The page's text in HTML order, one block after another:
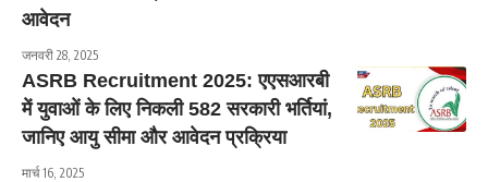
आवेदन
जनवरी 28, 2025
ASRB Recruitment 2025: एएसआरबी
में युवाओं के लिए निकली 582 सरकारी भर्तियां,
जानिए आयु सीमा और आवेदन प्रक्रिया
मार्च 16, 2025